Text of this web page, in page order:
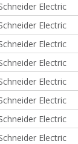
Electric
Electric
Electric
Electric
Electric
Electric
Electric
Electric